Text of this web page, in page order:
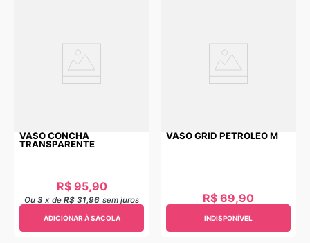
VASO CONCHA
TRANSPARENTE
R$ 95,90
Ou 3 x de R$ 31,96 sem juros
ADICIONAR À SACOLA
VASO GRID PETRÓLEO M
R$ 69,90
INDISPONÍVEL